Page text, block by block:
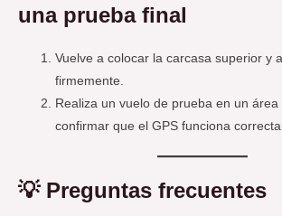
una prueba final
Vuelve a colocar la carcasa superior y
firmemente.
Realiza un vuelo de prueba en un
confirmar que el GPS funciona
💡 Preguntas frecuentes